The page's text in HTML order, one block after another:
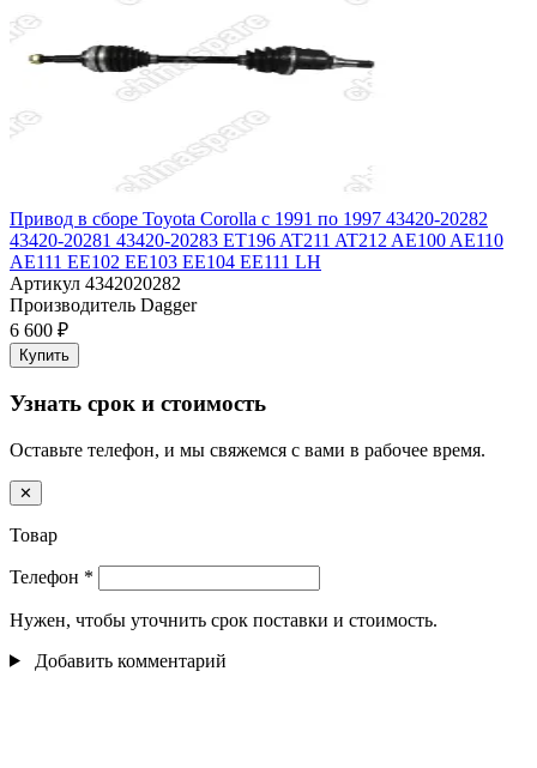
Привод в сборе Toyota Corolla с 1991 по 1997 43420-20282
43420-20281 43420-20283 ET196 AT211 AT212 AE100 AE110
AE111 EE102 EE103 EE104 EE111 LH
Артикул 4342020282
Производитель Dagger
6 600 ₽
Купить
Узнать срок и стоимость
Оставьте телефон, и мы свяжемся с вами в рабочее время.
✕
Товар
Телефон *
Нужен, чтобы уточнить срок поставки и стоимость.
Добавить комментарий